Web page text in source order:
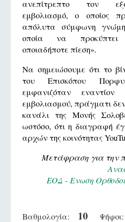
ανεπίτρεπτο τον
εμβολιασμό, ο οποίος
απόλυτα σύμφωνη
οποία να
οποιαδήποτε πίεση».
Να σημειώσουμε ότι το
του Επισκόπου
εμφανιζόταν εναντίον
εμβολιασμού, πράγματι
κανάλι της Μονής
ωστόσο, ότι η διαγραφή
αρχών της κοινότητας
Μετάφραση για την
ΕΟΔ - Ενωση
Βαθμολογία: 10 Ψήφοι: